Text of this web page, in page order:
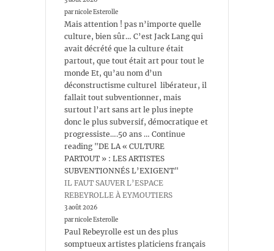
par nicole Esterolle
Mais attention ! pas n’importe quelle
culture, bien sûr… C’est Jack Lang qui
avait décrété que la culture était
partout, que tout était art pour tout le
monde Et, qu’au nom d’un
déconstructisme culturel libérateur, il
fallait tout subventionner, mais
surtout l’art sans art le plus inepte
donc le plus subversif, démocratique et
progressiste….50 ans … Continue
reading "DE LA « CULTURE
PARTOUT » : LES ARTISTES
SUBVENTIONNÉS L’EXIGENT"
IL FAUT SAUVER L’ESPACE
REBEYROLLE À EYMOUTIERS
3 août 2026
par nicole Esterolle
Paul Rebeyrolle est un des plus
somptueux artistes platiciens français